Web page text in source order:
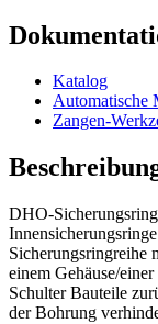
Katalog
Automatische
Zangen-
DHO-
Sicherungsringreihe
einem Gehäuse/
Schulter Bauteile
der Bohrung